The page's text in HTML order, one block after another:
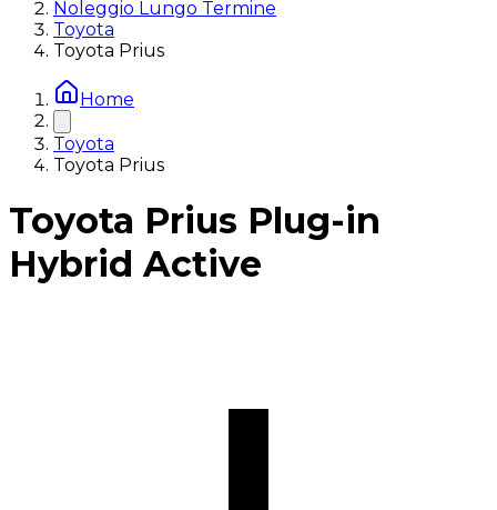
Noleggio Lungo Termine
Toyota
Toyota Prius
Home
Toyota
Toyota Prius
Toyota Prius Plug-in
Hybrid Active